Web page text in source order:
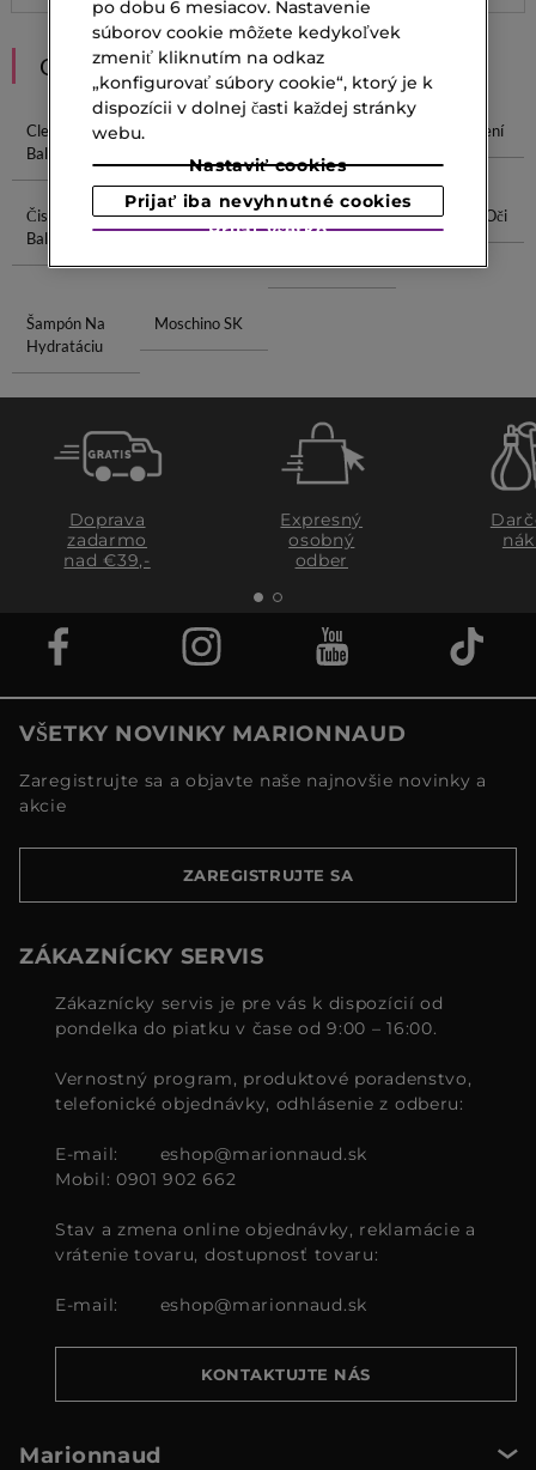
ODPORÚČANIA
Cleansing
Balm
Gél Po Holení
Čistiaci
Balzam
Wella
Omladzujúca
Púder Pod Oči
Šampón Na
Hydratáciu
Moschino SK
Doprava
zadarmo
nad €39,-
Expresný
osobný
odber
VŠETKY NOVINKY MARIONNAUD
Zaregistrujte sa a objavte naše najnovšie novinky a
akcie
ZAREGISTRUJTE SA
ZÁKAZNÍCKY SERVIS
Zákaznícky servis je pre vás k dispozícií od
pondelka do piatku v čase od 9:00 – 16:00.
Vernostný program, produktové poradenstvo,
telefonické objednávky, odhlásenie z odberu:
E-mail:
eshop@marionnaud.sk
Mobil: 0901 902 662
Stav a zmena online objednávky, reklamácie a
vrátenie tovaru, dostupnosť tovaru:
E-mail: eshop@marionnaud.sk
KONTAKTUJTE NÁS
Marionnaud
po dobu 6 mesiacov. Nastavenie
súborov cookie môžete kedykoľvek
zmeniť kliknutím na odkaz
„konfigurovať súbory cookie“, ktorý je k
dispozícii v dolnej časti každej stránky
webu.
Nastaviť cookies
Prijať iba nevyhnutné cookies
Prijať všetko